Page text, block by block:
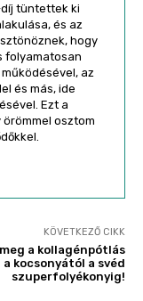
tüntettek ki
és az
hogy
folyamatosan
az
és más, ide
Ezt a
osztom
KÖVETKEZŐ CIKK
a kollagénpótlás
kocsonyától a svéd
szuperfolyékonyig!